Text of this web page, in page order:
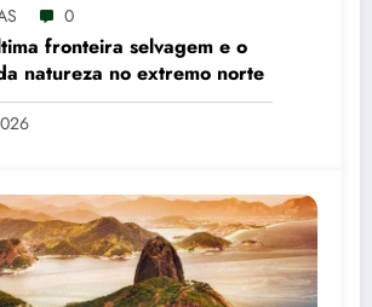
0
fronteira selvagem e o
natureza no extremo norte